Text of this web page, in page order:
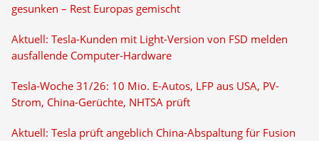
gesunken – Rest Europas gemischt
Aktuell: Tesla-Kunden mit Light-Version von FSD melden
ausfallende Computer-Hardware
Tesla-Woche 31/26: 10 Mio. E-Autos, LFP aus USA, PV-
Strom, China-Gerüchte, NHTSA prüft
Aktuell: Tesla prüft angeblich China-Abspaltung für Fusion